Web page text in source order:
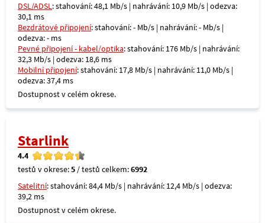
DSL/ADSL: stahování: 48,1 Mb/s | nahrávání: 10,9 Mb/s | odezva:
30,1 ms
Bezdrátové připojení: stahování: - Mb/s | nahrávání: - Mb/s |
odezva: - ms
Pevné připojení - kabel/optika: stahování: 176 Mb/s | nahrávání:
32,3 Mb/s | odezva: 18,6 ms
Mobilní připojení: stahování: 17,8 Mb/s | nahrávání: 11,0 Mb/s |
odezva: 37,4 ms
Dostupnost v celém okrese.
Starlink
4.4
testů v okrese:5 / testů celkem:6992
Satelitní: stahování: 84,4 Mb/s | nahrávání: 12,4 Mb/s | odezva:
39,2 ms
Dostupnost v celém okrese.